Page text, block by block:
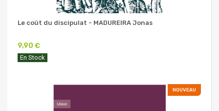
Le coût du discipulat - MADUREIRA Jonas
9,90 €
En Stock
NOUVEAU